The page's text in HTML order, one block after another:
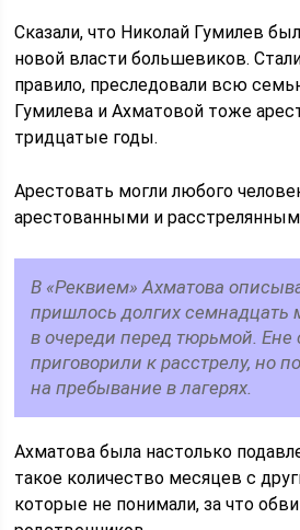
Сказали, что Николай Гумилев
новой власти большевиков.
правило, преследовали всю
Гумилева и Ахматовой тоже
тридцатые годы.
Арестовать могли любого
арестованными и
В «Реквием» Ахматова
пришлось долгих семнадцать
в очереди перед тюрьмой.
приговорили к расстрелу, но
на пребывание в лагерях.
Ахматова была настолько
такое количество месяцев с
которые не понимали, за что